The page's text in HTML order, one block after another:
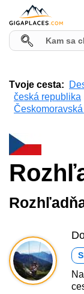
Tvoje cesta:
česká republika